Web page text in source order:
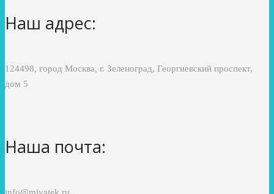
Наш адрес:
124498, город Москва, г. Зеленоград, Георгиевский проспект,
дом 5
Наша почта: